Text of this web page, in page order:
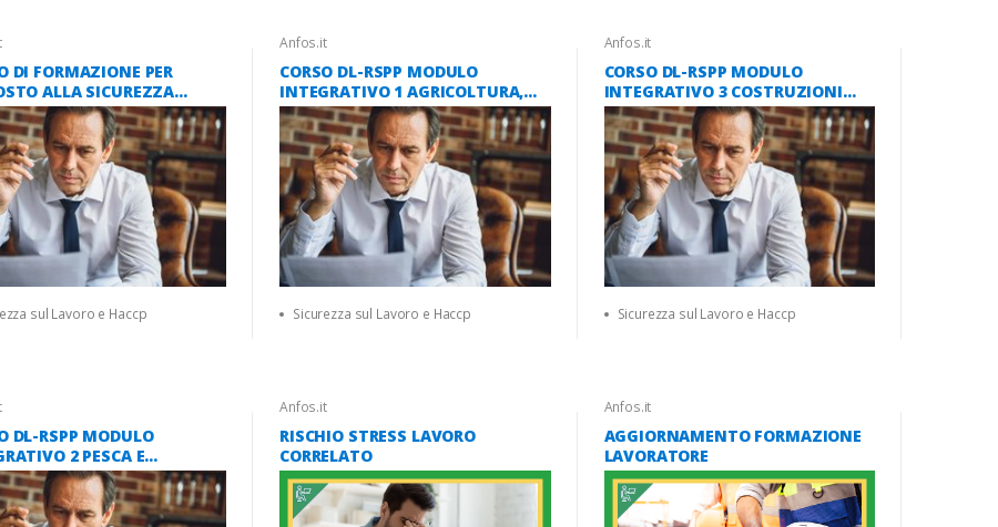
DI FORMAZIONE PER
ALLA SICUREZZA
ACCORDO STATO
2025)
sul Lavoro e Haccp
Anfos.it
CORSO DL-RSPP MODULO
INTEGRATIVO 1 AGRICOLTURA,
SILVICOLTURA E ZOOTECNIA
ATECO A 01-02 16 ORE (ACCORDO
STATO-REGIONI 2025)
Sicurezza sul Lavoro e Haccp
Anfos.it
CORSO DL-RSPP MODULO
INTEGRATIVO 3 COSTRUZIONI
ATECO F 16 ORE (ACCORDO
STATO-REGIONI 2025)
Sicurezza sul Lavoro e Haccp
DL-RSPP MODULO
2 PESCA E
ATECO A 03 - 12
STATO-REGIONI
Anfos.it
RISCHIO STRESS LAVORO
CORRELATO
Anfos.it
AGGIORNAMENTO FORMAZIONE
LAVORATORE